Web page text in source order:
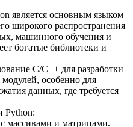
является основным языком
широкого распространения
машинного обучения и
богатые библиотеки и
C/C++ для разработки
особенно для
данных, где требуется
Python:
массивами и матрицами.